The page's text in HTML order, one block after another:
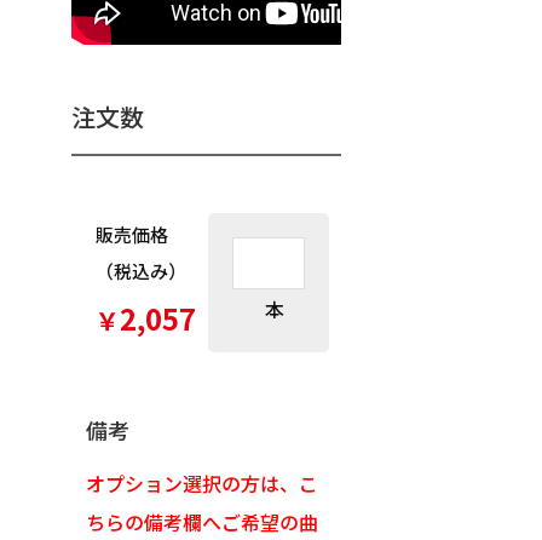
注文数
販売価格
（税込み）
￥2,057 本
備考
オプション選択の方は、こ
ちらの備考欄へご希望の曲